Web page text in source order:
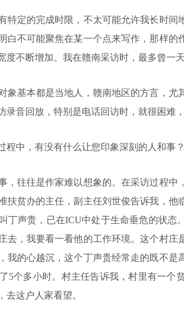
定的完成时限，不太可能允许我长时间
白不可能聚焦在某一个点来写作，那样的
不断增加。我在赣南采访时，最多曾一
基本都是当地人，赣南地区的方言，尤
录音回放，特别是电话回访时，就很困难
中，有没有什么让您印象深刻的人和事？
往往是作家难以想象的。在采访过程中
扶贫办的主任，副主任刘世俊告诉我，
丁声贵，已在ICU中处于生命垂危的状态
去，我要看一看他的工作环境。这个村庄
我的心越沉，这个丁声贵经常走的既不
5个多小时。村主任告诉我，村里有一个
去这户人家看望。